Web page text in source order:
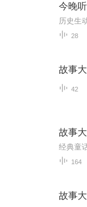
今晚
28
故事
42
故事
164
故事